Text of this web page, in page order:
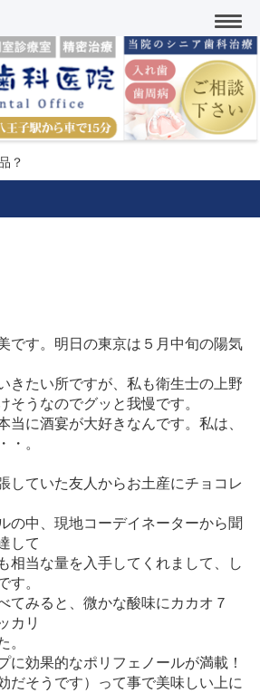
？
です。明日の東京は５月中旬の陽気
きたい所ですが、私も衛生士の上野
そうなのでグッと我慢です。
当に酒宴が大好きなんです。私は、
・。
していた友人からお土産にチョコレ
の中、現地コーデイネーターから聞
して
相当な量を入手してくれまして、し
す。
てみると、微かな酸味にカカオ７
カリ
。
に効果的なポリフェノールが満載！
だそうです）って事で美味しい上に